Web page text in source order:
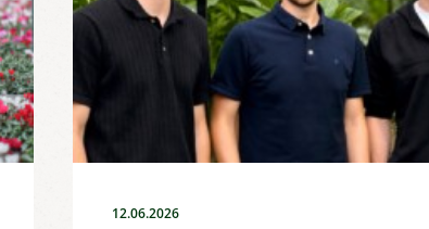
12.06.2026